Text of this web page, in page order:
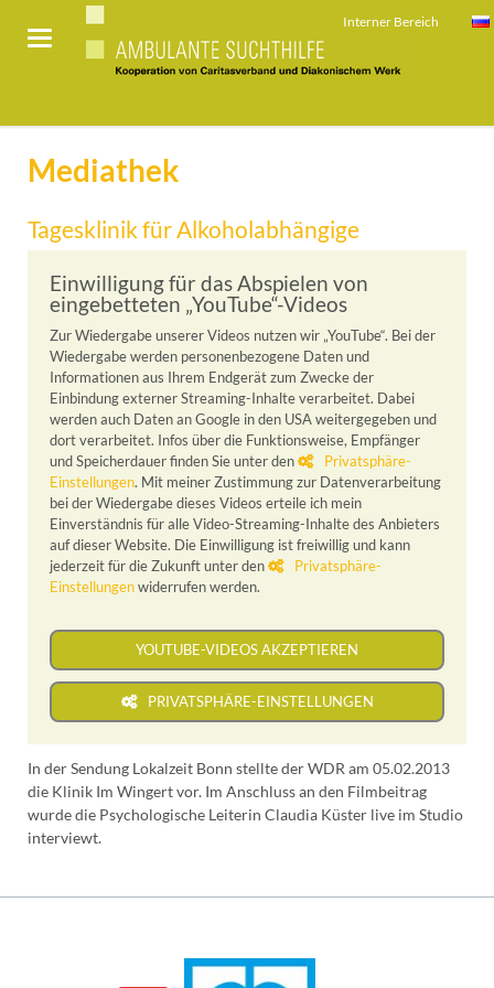
Interner Bereich
Mediathek
Tagesklinik für Alkoholabhängige
Einwilligung für das Abspielen von
eingebetteten „YouTube“-Videos
Zur Wiedergabe unserer Videos nutzen wir „YouTube“. Bei der
Wiedergabe werden personenbezogene Daten und
Informationen aus Ihrem Endgerät zum Zwecke der
Einbindung externer Streaming-Inhalte verarbeitet. Dabei
werden auch Daten an Google in den USA weitergegeben und
dort verarbeitet. Infos über die Funktionsweise, Empfänger
und Speicherdauer finden Sie unter den
Privatsphäre-
Einstellungen. Mit meiner Zustimmung zur Datenverarbeitung
bei der Wiedergabe dieses Videos erteile ich mein
Einverständnis für alle Video-Streaming-Inhalte des Anbieters
auf dieser Website. Die Einwilligung ist freiwillig und kann
jederzeit für die Zukunft unter den
Privatsphäre-
Einstellungenwiderrufen werden.
YOUTUBE-VIDEOS AKZEPTIEREN
PRIVATSPHÄRE-EINSTELLUNGEN
In der Sendung Lokalzeit Bonn stellte der WDR am 05.02.2013
die Klinik Im Wingert vor. Im Anschluss an den Filmbeitrag
wurde die Psychologische Leiterin Claudia Küster live im Studio
interviewt.